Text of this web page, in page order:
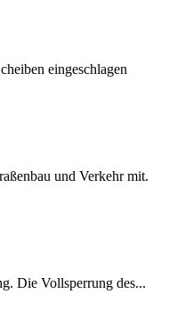
eingeschlagen
und Verkehr mit.
Die Vollsperrung des...